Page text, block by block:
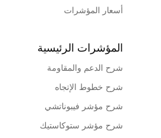
أسعار المؤشرات
المؤشرات الرئيسية
شرح الدعم والمقاومة
شرح خطوط الإتجاه
شرح مؤشر فيبوناتشي
شرح مؤشر ستوكاستيك